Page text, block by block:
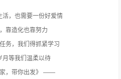
活，也需要一份好爱情
靠造化也靠努力
务，我们得抓紧学习
月等我们温柔以待
，带你出发》 ——